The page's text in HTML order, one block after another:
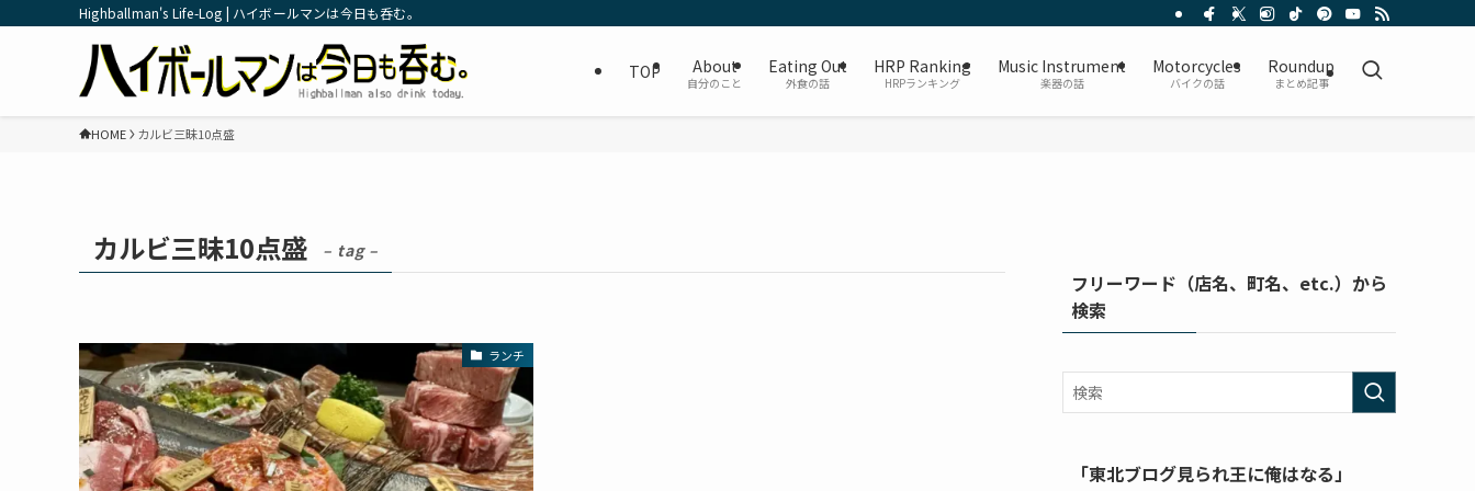
Highballman's Life-Log | ハイボールマンは今日も呑む。
TOP About
自分のこと
Eating Out
外食の話
HRP Ranking
HRPランキング
Music Instrument
楽器の話
Motorcycles
バイクの話
Roundup
まとめ記事
HOME カルビ三昧10点盛
カルビ三昧10点盛 – tag –
ランチ
フリーワード（店名、町名、etc.）から
検索
「東北ブログ見られ王に俺はなる」